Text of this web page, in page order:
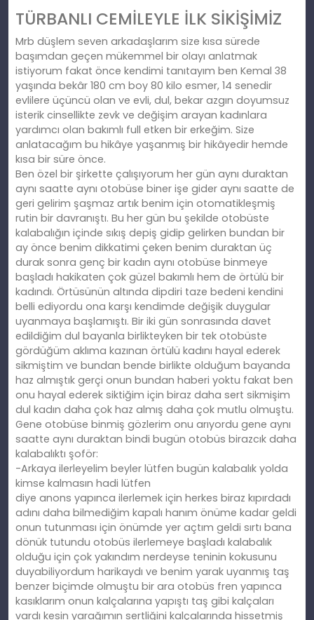
TÜRBANLI CEMİLEYLE İLK SİKİŞİMİZ
Mrb düşlem seven arkadaşlarım size kısa sürede
başımdan geçen mükemmel bir olayı anlatmak
istiyorum fakat önce kendimi tanıtayım ben Kemal 38
yaşında bekâr 180 cm boy 80 kilo esmer, 14 senedir
evlilere üçüncü olan ve evli, dul, bekar azgın doyumsuz
isterik cinsellikte zevk ve değişim arayan kadınlara
yardımcı olan bakımlı full etken bir erkeğim. Size
anlatacağım bu hikâye yaşanmış bir hikâyedir hemde
kısa bir süre önce.
Ben özel bir şirkette çalışıyorum her gün aynı duraktan
aynı saatte aynı otobüse biner işe gider aynı saatte de
geri gelirim şaşmaz artık benim için otomatikleşmiş
rutin bir davranıştı. Bu her gün bu şekilde otobüste
kalabalığın içinde sıkış depiş gidip gelirken bundan bir
ay önce benim dikkatimi çeken benim duraktan üç
durak sonra genç bir kadın aynı otobüse binmeye
başladı hakikaten çok güzel bakımlı hem de örtülü bir
kadındı. Örtüsünün altında dipdiri taze bedeni kendini
belli ediyordu ona karşı kendimde değişik duygular
uyanmaya başlamıştı. Bir iki gün sonrasında davet
edildiğim dul bayanla birlikteyken bir tek otobüste
gördüğüm aklıma kazınan örtülü kadını hayal ederek
sikmiştim ve bundan bende birlikte olduğum bayanda
haz almıştık gerçi onun bundan haberi yoktu fakat ben
onu hayal ederek siktiğim için biraz daha sert sikmişim
dul kadın daha çok haz almış daha çok mutlu olmuştu.
Gene otobüse binmiş gözlerim onu arıyordu gene aynı
saatte aynı duraktan bindi bugün otobüs birazcık daha
kalabalıktı şoför:
-Arkaya ilerleyelim beyler lütfen bugün kalabalık yolda
kimse kalmasın hadi lütfen
diye anons yapınca ilerlemek için herkes biraz kıpırdadı
adını daha bilmediğim kapalı hanım önüme kadar geldi
onun tutunması için önümde yer açtım geldi sırtı bana
dönük tutundu otobüs ilerlemeye başladı kalabalık
olduğu için çok yakındım nerdeyse teninin kokusunu
duyabiliyordum harikaydı ve benim yarak uyanmış taş
benzer biçimde olmuştu bir ara otobüs fren yapınca
kasıklarım onun kalçalarına yapıştı taş gibi kalçaları
vardı kesin yarağımın sertliğini kalçalarında hissetmiş